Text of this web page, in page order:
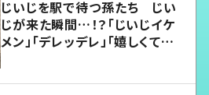
じいじを駅で待つ孫たち じい
じが来た瞬間…！？「じいじイケ
メン」「デレッデレ」「嬉しくて可